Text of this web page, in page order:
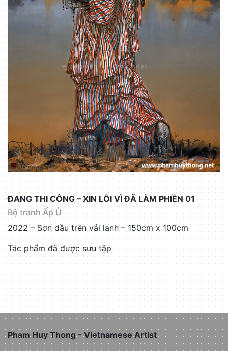
ĐANG THI CÔNG – XIN LỖI VÌ ĐÃ LÀM PHIỀN 01
Bộ tranh Ấp Ủ
2022 – Sơn dầu trên vải lanh – 150cm x 100cm
Tác phẩm đã được sưu tập
Pham Huy Thong - Vietnamese Artist